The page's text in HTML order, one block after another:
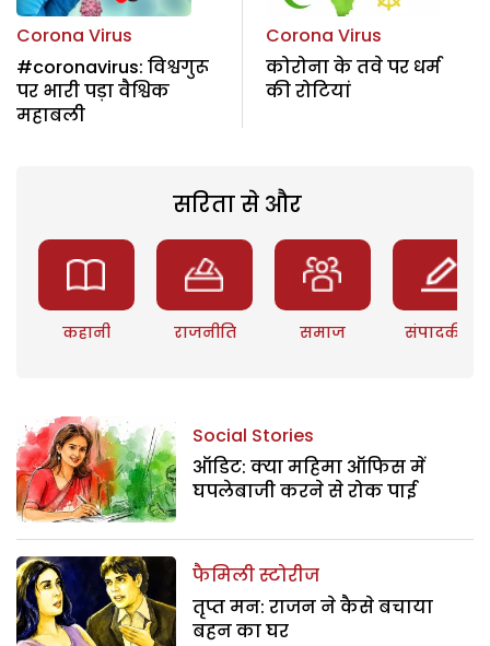
Corona Virus
#coronavirus: विश्वगुरू
पर भारी पड़ा वैश्विक
महाबली
Corona Virus
कोरोना के तवे पर धर्म
की रोटियां
सरिता से और
कहानी राजनीति समाज संपादकीय
Social Stories
ऑडिट: क्या महिमा ऑफिस में
घपलेबाजी करने से रोक पाई
फैमिली स्टोरीज
तृप्त मन: राजन ने कैसे बचाया
बहन का घर